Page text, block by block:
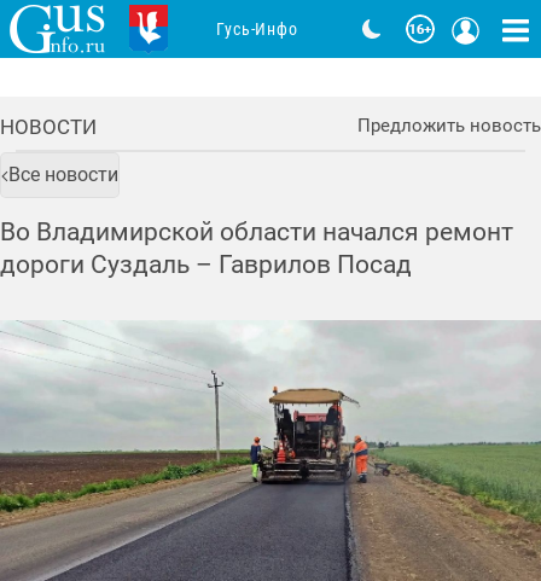
НОВОСТИ Предложить новость
Все новости
Во Владимирской области начался ремонт
дороги Суздаль – Гаврилов Посад
Гусь-Инфо